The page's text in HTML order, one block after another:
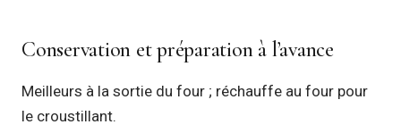
Conservation et préparation à l’avance
Meilleurs à la sortie du four ; réchauffe au four pour
le croustillant.